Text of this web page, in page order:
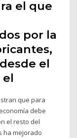
el que
por la
el
el
que para
debe
el resto del
ha mejorado